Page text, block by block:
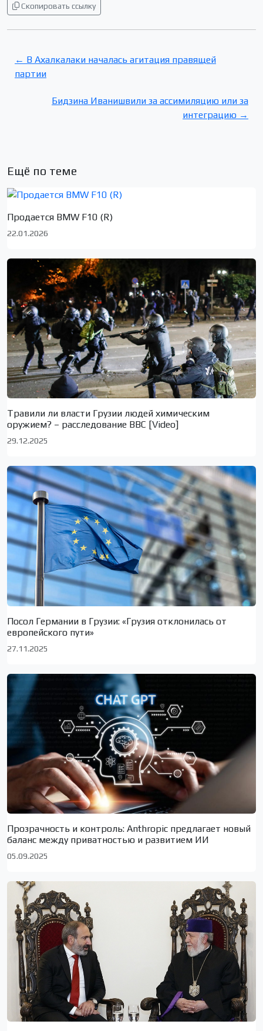
Скопировать ссылку
← В Ахалкалаки началась агитация правящей
партии
Бидзина Иванишвили за ассимиляцию или за
интеграцию →
Ещё по теме
Продается BMW F10 (R)
22.01.2026
Травили ли власти Грузии людей химическим
оружием? – расследование BBC [Video]
29.12.2025
Посол Германии в Грузии: «Грузия отклонилась от
европейского пути»
27.11.2025
Прозрачность и контроль: Anthropic предлагает новый
баланс между приватностью и развитием ИИ
05.09.2025